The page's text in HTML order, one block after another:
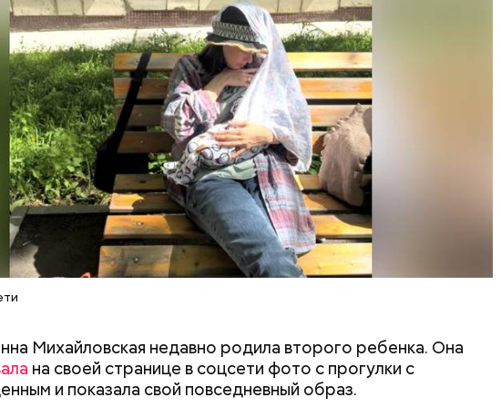
Михайловская недавно родила второго ребенка. Она
на своей странице в соцсети фото с прогулки с
и показала свой повседневный образ.
случается»
Как узнать, снесут ли дом по
реновации в Москве: где
искать информацию и сроки
Как предотвратить развитие
диабета